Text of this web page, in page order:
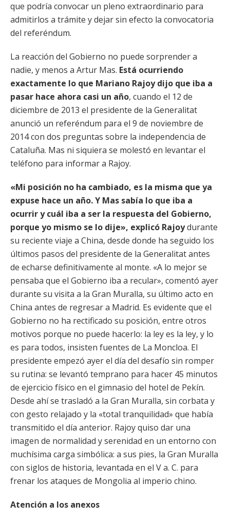
que podría convocar un pleno extraordinario para
admitirlos a trámite y dejar sin efecto la convocatoria
del referéndum.
La reacción del Gobierno no puede sorprender a
nadie, y menos a Artur Mas. Está ocurriendo
exactamente lo que Mariano Rajoy dijo que iba a
pasar hace ahora casi un año, cuando el 12 de
diciembre de 2013 el presidente de la Generalitat
anunció un referéndum para el 9 de noviembre de
2014 con dos preguntas sobre la independencia de
Cataluña. Mas ni siquiera se molestó en levantar el
teléfono para informar a Rajoy.
«Mi posición no ha cambiado, es la misma que ya
expuse hace un año. Y Mas sabía lo que iba a
ocurrir y cuál iba a ser la respuesta del Gobierno,
porque yo mismo se lo dije», explicó Rajoydurante
su reciente viaje a China, desde donde ha seguido los
últimos pasos del presidente de la Generalitat antes
de echarse definitivamente al monte. «A lo mejor se
pensaba que el Gobierno iba a recular», comentó ayer
durante su visita a la Gran Muralla, su último acto en
China antes de regresar a Madrid. Es evidente que el
Gobierno no ha rectificado su posición, entre otros
motivos porque no puede hacerlo: la ley es la ley, y lo
es para todos, insisten fuentes de La Moncloa. El
presidente empezó ayer el día del desafío sin romper
su rutina: se levantó temprano para hacer 45 minutos
de ejercicio físico en el gimnasio del hotel de Pekín.
Desde ahí se trasladó a la Gran Muralla, sin corbata y
con gesto relajado y la «total tranquilidad» que había
transmitido el día anterior. Rajoy quiso dar una
imagen de normalidad y serenidad en un entorno con
muchísima carga simbólica: a sus pies, la Gran Muralla
con siglos de historia, levantada en el V a. C. para
frenar los ataques de Mongolia al imperio chino.
Atención a los anexos